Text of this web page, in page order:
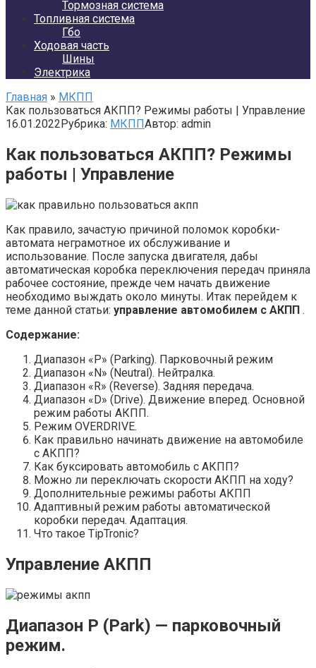
Тормозная система
Топливная система
Гбо
Ходовая часть
Шины
Электрика
Главная » МКПП
Как пользоваться АКПП? Режимы работы | Управление
16.01.2022Рубрика: МКППАвтор: admin
Как пользоваться АКПП? Режимы
работы | Управление
Как правило, зачастую причиной поломок коробки-
автомата неграмотное их обслуживание и
использование. После запуска двигателя, дабы
автоматическая коробка переключения передач приняла
рабочее состояние, прежде чем начать движение
необходимо выждать около минуты. Итак перейдем к
теме данной статьи: управление автомобилем с АКПП .
Содержание:
Диапазон «P» (Parking). Парковочный режим
Диапазон «N» (Neutral). Нейтралка.
Диапазон «R» (Reverse). Задняя передача.
Диапазон «D» (Drive). Движение вперед. Основной
режим работы АКПП.
Режим OVERDRIVE.
Как правильно начинать движение на автомобиле
с АКПП?
Как буксировать автомобиль с АКПП?
Можно ли переключать скорости АКПП на ходу?
Дополнительные режимы работы АКПП
Адаптивный режим работы автоматической
коробки передач. Адаптация.
Что такое TipTronic?
Управление АКПП
Диапазон Р (Park) — парковочный
режим.